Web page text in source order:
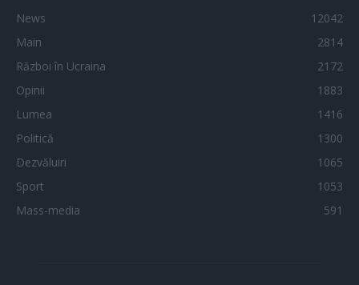
News
12042
Main
2814
Război în Ucraina
2172
Opinii
1883
Lumea
1416
Politică
1300
Dezvăluiri
1065
Sport
1053
Mass-media
591